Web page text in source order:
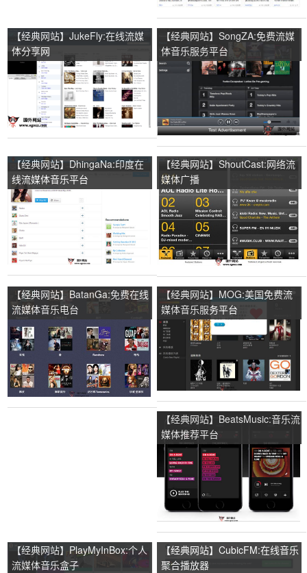
【经典网站】JukeFly:在线流媒
体分享网
【经典网站】SongZA:免费流媒
体音乐服务平台
【经典网站】DhingaNa:印度在
线流媒体音乐平台
【经典网站】ShoutCast:网络流
媒体广播
【经典网站】BatanGa:免费在线
流媒体音乐电台
【经典网站】MOG:美国免费流
媒体音乐服务平台
【经典网站】BeatsMusic:音乐流
媒体推荐平台
【经典网站】PlayMyInBox:个人
流媒体音乐盒子
【经典网站】CubicFM:在线音乐
聚合播放器